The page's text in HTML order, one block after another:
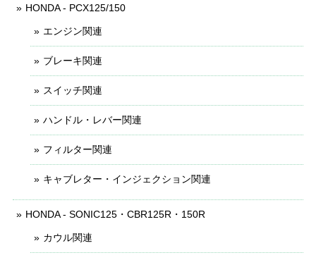
HONDA - PCX125/150
エンジン関連
ブレーキ関連
スイッチ関連
ハンドル・レバー関連
フィルター関連
キャブレター・インジェクション関連
HONDA - SONIC125・CBR125R・150R
カウル関連